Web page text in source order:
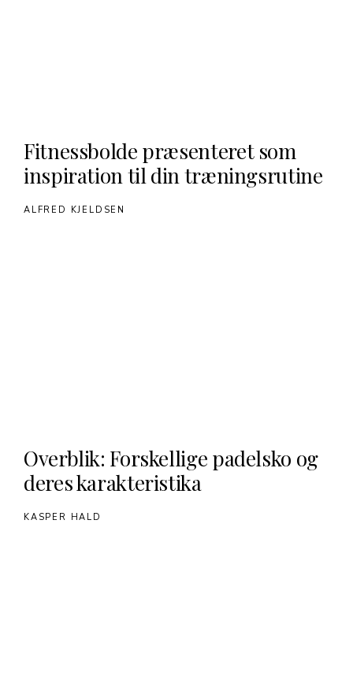
Fitnessbolde præsenteret som
inspiration til din træningsrutine
ALFRED KJELDSEN
Overblik: Forskellige padelsko og
deres karakteristika
KASPER HALD